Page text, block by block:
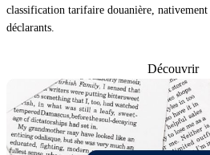
classification tarifaire douanière,
déclarants.
Découvrir